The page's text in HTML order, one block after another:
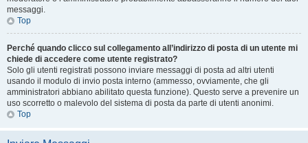
messaggi.
Top
Perché quando clicco sul collegamento all’indirizzo di posta di un utente mi
chiede di accedere come utente registrato?
Solo gli utenti registrati possono inviare messaggi di posta ad altri utenti
usando il modulo di invio posta interno (ammesso, ovviamente, che gli
amministratori abbiano abilitato questa funzione). Questo serve a prevenire un
uso scorretto o malevolo del sistema di posta da parte di utenti anonimi.
Top